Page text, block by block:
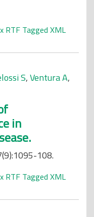
RTF Tagged XML
S,Ventura A,
in
108.
RTF Tagged XML